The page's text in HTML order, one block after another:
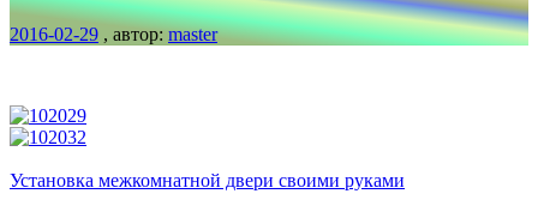
2016-02-29 , автор: master
Навигация
по
записям
Установка межкомнатной двери своими руками